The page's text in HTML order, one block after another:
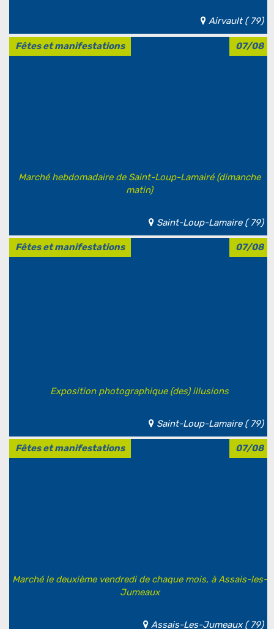
Airvault ( 79)
07/08
Fêtes et manifestations
Marché hebdomadaire de Saint-Loup-Lamairé (dimanche
matin)
Saint-Loup-Lamaire ( 79)
07/08
Fêtes et manifestations
Exposition photographique (des) illusions
Saint-Loup-Lamaire ( 79)
07/08
Fêtes et manifestations
Marché le deuxième vendredi de chaque mois, à Assais-les-
Jumeaux
Assais-Les-Jumeaux ( 79)